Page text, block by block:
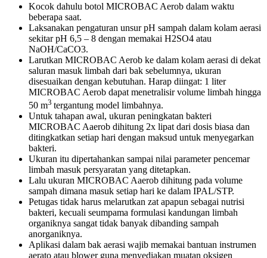
Kocok dahulu botol MICROBAC Aerob dalam waktu
beberapa saat.
Laksanakan pengaturan unsur pH sampah dalam kolam aerasi
sekitar pH 6,5 – 8 dengan memakai H2SO4 atau
NaOH/CaCO3.
Larutkan MICROBAC Aerob ke dalam kolam aerasi di dekat
saluran masuk limbah dari bak sebelumnya, ukuran
disesuaikan dengan kebutuhan. Harap diingat: 1 liter
MICROBAC Aerob dapat menetralisir volume limbah hingga
50 m3 tergantung model limbahnya.
Untuk tahapan awal, ukuran peningkatan bakteri
MICROBAC Aaerob dihitung 2x lipat dari dosis biasa dan
ditingkatkan setiap hari dengan maksud untuk menyegarkan
bakteri.
Ukuran itu dipertahankan sampai nilai parameter pencemar
limbah masuk persyaratan yang ditetapkan.
Lalu ukuran MICROBAC Aaerob dihitung pada volume
sampah dimana masuk setiap hari ke dalam IPAL/STP.
Petugas tidak harus melarutkan zat apapun sebagai nutrisi
bakteri, kecuali seumpama formulasi kandungan limbah
organiknya sangat tidak banyak dibanding sampah
anorganiknya.
Aplikasi dalam bak aerasi wajib memakai bantuan instrumen
aerato atau blower guna menyediakan muatan oksigen